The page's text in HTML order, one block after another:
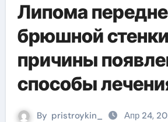
Липома
брюшной
причины
способы
By pristroykin_ Апр 24,